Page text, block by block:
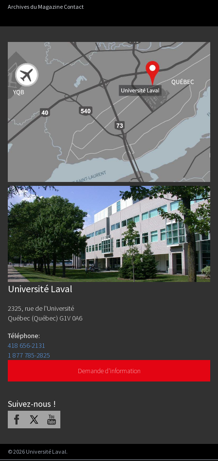
Archives du Magazine Contact
Université Laval
2325, rue de l'Université
Québec (Québec) G1V 0A6
Téléphone:
418 656-2131
1 877 785-2825
Demande d'information
Suivez-nous !
Facebook Youtube
©2026 Université Laval.